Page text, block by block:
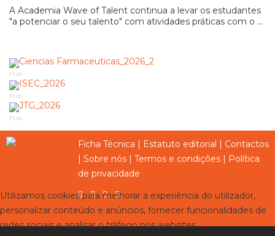
A Academia Wave of Talent continua a levar os estudantes
"a potenciar o seu talento" com atividades práticas com o ...
Pub
Pub
Pub
Ficha Técnica | Estatuto editorial | Contactos
| Sobre nós | Termos e condições | Política
de privacidade
Utilizamos cookies para melhorar a experiência do utilizador,
personalizar conteúdo e anúncios, fornecer funcionalidades de
redes sociais e analisar o tráfego nos websites.